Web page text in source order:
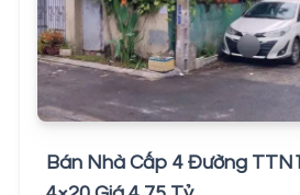
Bán Nhà Cấp 4 Đường